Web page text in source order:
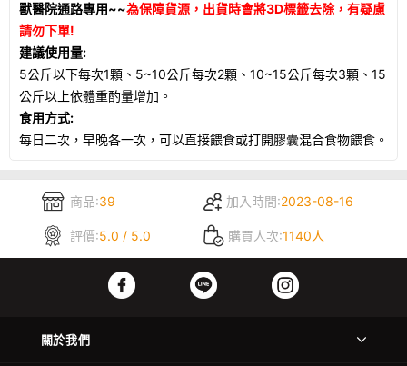
獸醫院通路專用~~為保障貨源，出貨時會將3D標籤去除，有疑慮
請勿下單!
建議使用量:
5公斤以下每次1顆、5~10公斤每次2顆、10~15公斤每次3顆、15
公斤以上依體重酌量增加。
食用方式:
每日二次，早晚各一次，可以直接餵食或打開膠囊混合食物餵食。
商品:39 加入時間:2023-08-16
評價:5.0 / 5.0 購買人次:1140人
關於我們